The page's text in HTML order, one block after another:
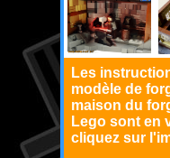
Les
modèle de
maison du
Lego sont en
cliquez sur